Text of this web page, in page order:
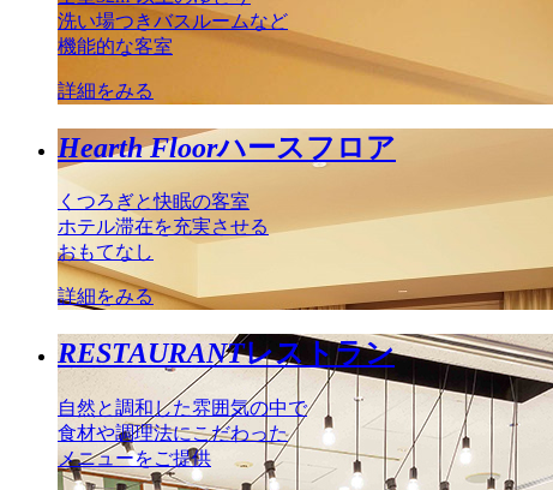
洗い場つきバスルームなど
機能的な客室
詳細をみる
Hearth Floorハースフロア
くつろぎと快眠の客室
ホテル滞在を充実させる
おもてなし
詳細をみる
RESTAURANTレストラン
自然と調和した雰囲気の中で
食材や調理法にこだわった
メニューをご提供